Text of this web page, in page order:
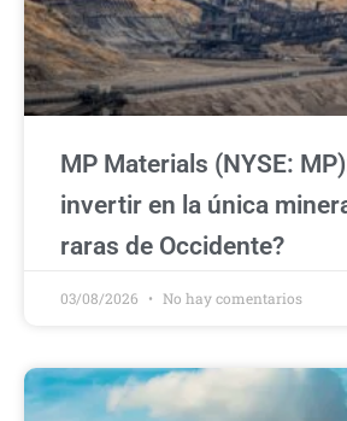
MP Materials (NYSE:
invertir en la única
raras de Occidente?
03/08/2026 No hay comentarios